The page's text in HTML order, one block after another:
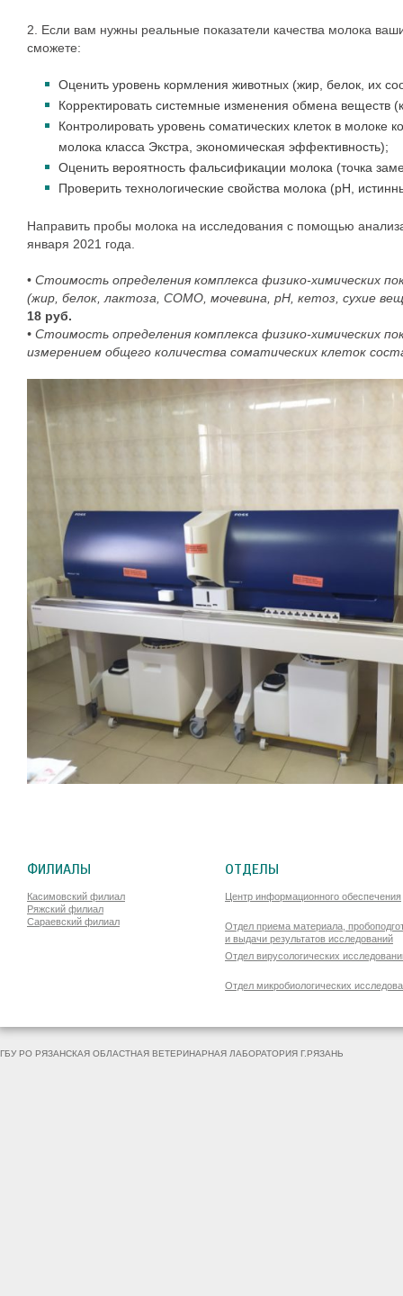
2. Если вам нужны реальные показатели качества молока
сможете:
Оценить уровень кормления животных (жир, белок, их
Корректировать системные изменения обмена веществ
Контролировать уровень соматических клеток в
молока класса Экстра, экономическая эффективность);
Оценить вероятность фальсификации молока (точка
Проверить технологические свойства молока (рН,
Направить пробы молока на исследования с помощью
января 2021 года.
• Стоимость определения комплекса физико-химических
(жир, белок, лактоза, СОМО, мочевина, pH, кетоз, сухие
18 руб.
• Стоимость определения комплекса физико-химических
измерением общего количества соматических клеток
ФИЛИАЛЫ
Касимовский филиал
Ряжский филиал
Сараевский филиал
ОТДЕЛЫ
Центр информационного обеспечения
Отдел приема материала,
и выдачи результатов исследований
Отдел вирусологических
Отдел микробиологических
ГБУ РО РЯЗАНСКАЯ ОБЛАСТНАЯ ВЕТЕРИНАРНАЯ ЛАБОРАТОРИЯ Г.РЯЗАНЬ